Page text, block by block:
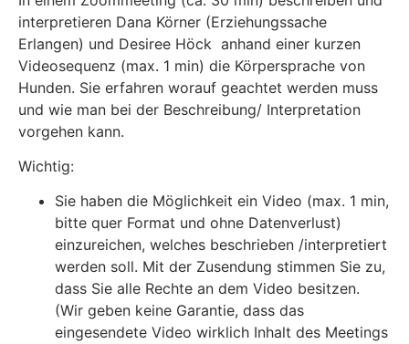
interpretieren Dana Körner (Erziehungssache
Erlangen) und Desiree Höck anhand einer kurzen
Videosequenz (max. 1 min) die Körpersprache von
Hunden. Sie erfahren worauf geachtet werden muss
und wie man bei der Beschreibung/ Interpretation
vorgehen kann.
Wichtig:
Sie haben die Möglichkeit ein Video (max. 1 min,
bitte quer Format und ohne Datenverlust)
einzureichen, welches beschrieben /interpretiert
werden soll. Mit der Zusendung stimmen Sie zu,
dass Sie alle Rechte an dem Video besitzen.
(Wir geben keine Garantie, dass das
eingesendete Video wirklich Inhalt des Meetings